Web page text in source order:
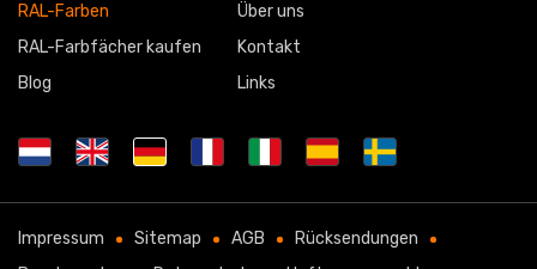
RAL-Farben
RAL-Farbfächer kaufen
Blog
Über uns
Kontakt
Links
Impressum Sitemap AGB
Rücksendungen